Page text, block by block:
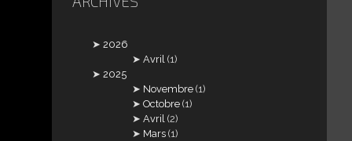
2026
Avril (1)
2025
Novembre (1)
Octobre (1)
Avril (2)
Mars (1)